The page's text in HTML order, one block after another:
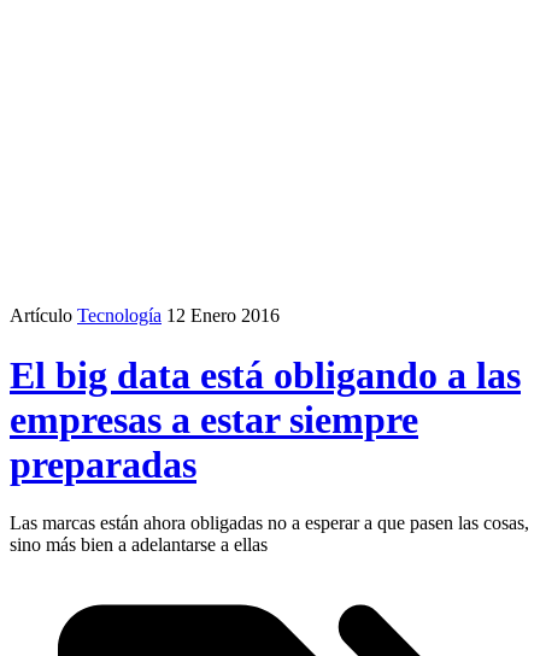
Artículo Tecnología 12 Enero 2016
El big data está obligando a las
empresas a estar siempre
preparadas
Las marcas están ahora obligadas no a esperar a que pasen las cosas,
sino más bien a adelantarse a ellas